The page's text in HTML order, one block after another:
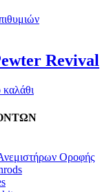
Revival
Οροφής